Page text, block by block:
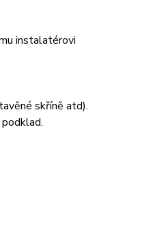
instalatérovi
skříně atd).